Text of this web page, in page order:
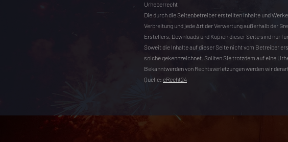
Urheberrecht
Die durch die Seitenbetreiber erstellten Inhalte und
Verbreitung und jede Art der Verwertung außerhalb der
Erstellers. Downloads und Kopien dieser Seite sind nur
Soweit die Inhalte auf dieser Seite nicht vom Betreiber
solche gekennzeichnet. Sollten Sie trotzdem auf eine
Bekanntwerden von Rechtsverletzungen werden wir
Quelle: eRecht24